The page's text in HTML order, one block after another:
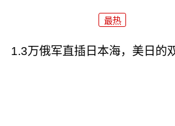
最热
1.3万俄军直插日本海，美日的